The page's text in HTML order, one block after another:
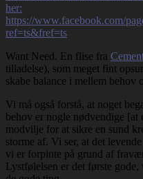
Want Need. En flise fra
tilladelse), som meget fint
skabe balance i mellem behov
Vi må også forstå, at noget
behov er nogle nødvendige
modvilje for at sikre en sund
storme af. Vi ser, at det
vi er forpinte på grund af
Lystfølelsen er det første